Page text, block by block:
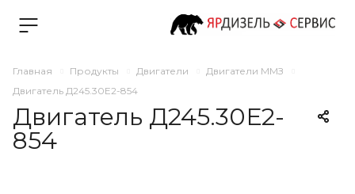
Главная Продукты Двигатели
Двигатели ММЗ
Двигатель Д245.30Е2-854
Двигатель Д245.30Е2-
854